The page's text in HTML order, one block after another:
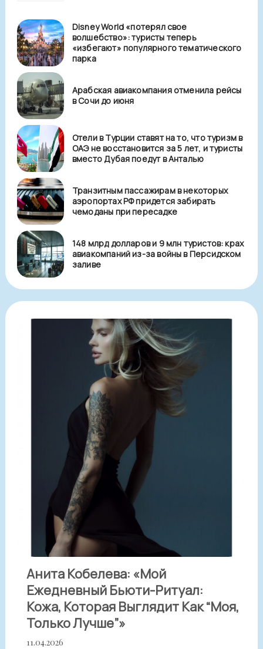
Disney World «потерял свое
волшебство»: туристы теперь
«избегают» популярного тематического
парка
Арабская авиакомпания отменила рейсы
в Сочи до июня
Отели в Турции ставят на то, что туризм в
ОАЭ не восстановится за 5 лет, и туристы
вместо Дубая поедут в Анталью
Транзитным пассажирам в некоторых
аэропортах РФ придется забирать
чемоданы при пересадке
148 млрд долларов и 9 млн туристов: крах
авиакомпаний из-за войны в Персидском
заливе
Анита Кобелева: «Мой
Ежедневный Бьюти-Ритуал:
Кожа, Которая Выглядит Как “моя,
Только Лучше”»
11.04.2026